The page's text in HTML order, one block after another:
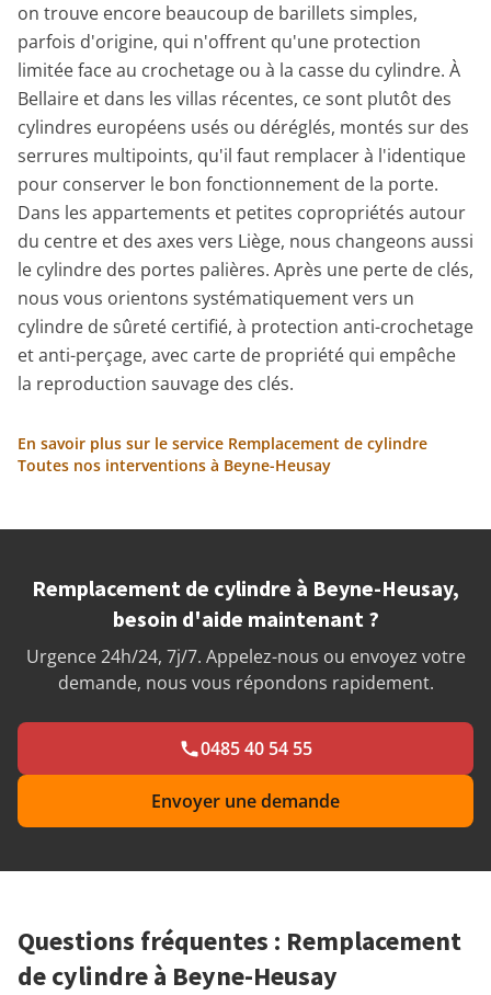
on trouve encore beaucoup de barillets simples,
parfois d'origine, qui n'offrent qu'une protection
limitée face au crochetage ou à la casse du cylindre. À
Bellaire et dans les villas récentes, ce sont plutôt des
cylindres européens usés ou déréglés, montés sur des
serrures multipoints, qu'il faut remplacer à l'identique
pour conserver le bon fonctionnement de la porte.
Dans les appartements et petites copropriétés autour
du centre et des axes vers Liège, nous changeons aussi
le cylindre des portes palières. Après une perte de clés,
nous vous orientons systématiquement vers un
cylindre de sûreté certifié, à protection anti-crochetage
et anti-perçage, avec carte de propriété qui empêche
la reproduction sauvage des clés.
En savoir plus sur le service Remplacement de cylindre
Toutes nos interventions à Beyne-Heusay
Remplacement de cylindre à Beyne-Heusay,
besoin d'aide maintenant ?
Urgence 24h/24, 7j/7. Appelez-nous ou envoyez votre
demande, nous vous répondons rapidement.
0485 40 54 55
Envoyer une demande
Questions fréquentes : Remplacement
de cylindre à Beyne-Heusay